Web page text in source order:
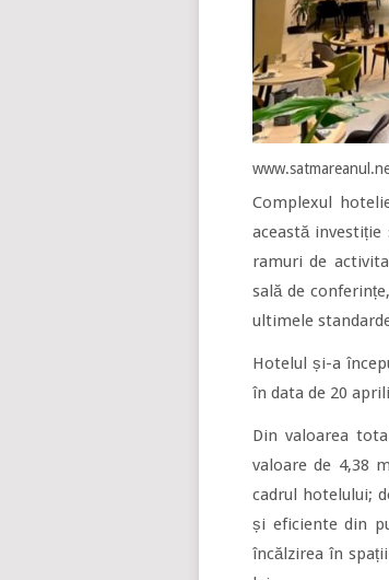
Complexul
această
ramuri de
sală de
ultimele
Hotelul și-a
în data de 20
Din valoarea
valoare de 4,38
cadrul hotelului;
și eficiente din
încălzirea în